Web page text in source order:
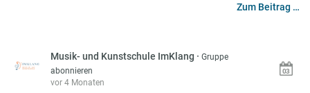
Zum Beitrag …
Musik- und Kunstschule ImKlang ·Gruppe
abonnieren
vor 4 Monaten